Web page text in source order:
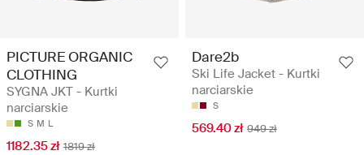
PICTURE ORGANIC
CLOTHING
SYGNA JKT - Kurtki
narciarskie
S M L
1182.35 zł 1819 zł
Dare2b
Ski Life Jacket - Kurtki
narciarskie
S
569.40 zł 949 zł